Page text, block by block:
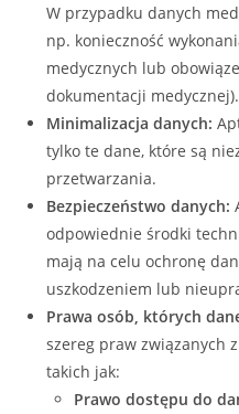
W przypadku danych
np. konieczność
medycznych lub
dokumentacji medycznej).
Minimalizacja danych:
tylko te dane, które są
przetwarzania.
Bezpieczeństwo danych:
odpowiednie środki
mają na celu ochronę
uszkodzeniem lub
Prawa osób, których
szereg praw związanych
takich jak:
Prawo dostępu do